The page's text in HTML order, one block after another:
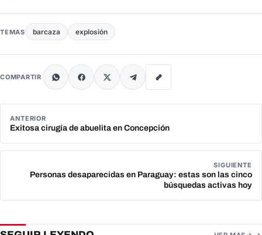
TEMAS barcaza explosión
COMPARTIR
ANTERIOR
Exitosa cirugía de abuelita en Concepción
SIGUIENTE
Personas desaparecidas en Paraguay: estas son las cinco
búsquedas activas hoy